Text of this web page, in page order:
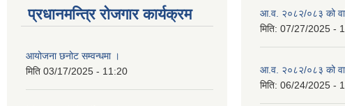
प्रधानमन्त्रि रोजगार कार्यक्रम
आयोजना छनोट सम्वन्धमा ।
मिति 03/17/2025 - 11:20
आ.व. २०८२/०८३ को
मिति: 07/27/2025 -
आ.व. २०८२/०८३ को
मिति: 06/24/2025 -